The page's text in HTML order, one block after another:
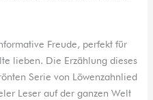
Freude, perfekt für
lieben. Die Erzählung dieses
Serie von Löwenzahnlied
Leser auf der ganzen Welt